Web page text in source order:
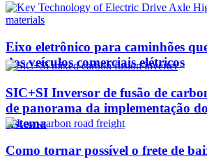
Eixo eletrônico para caminhões
dos veículos comerciais elétricos
SIC+SI Inversor de fusão de
de panorama da implementação
sistema
Como tornar possível o frete de